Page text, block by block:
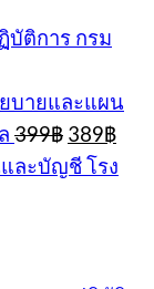
บายและแผน
399฿ Original
price
was:
389฿
is:
ละบัญชี โรง